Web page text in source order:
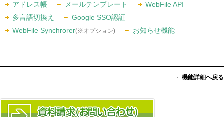
アドレス帳 メールテンプレート
WebFile API
多言語切換え
Google SSO認証
WebFile Synchrorer(※オプション) お知らせ機能
機能詳細へ戻る